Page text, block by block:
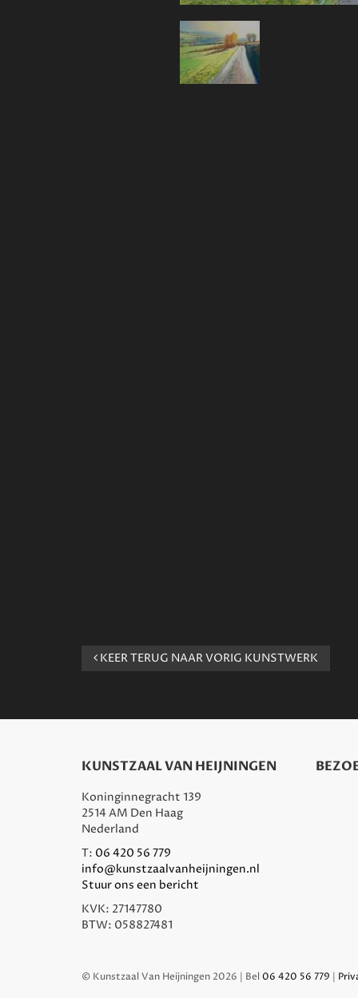
KEER TERUG NAAR VORIG KUNSTWERK
KUNSTZAAL VAN HEIJNINGEN
Koninginnegracht 139
2514 AM Den Haag
Nederland
T: 06 420 56 779
info@kunstzaalvanheijningen.nl
Stuur ons een bericht
KVK: 27147780
BTW: 058827481
© Kunstzaal Van Heijningen 2026 | Bel 06 420 56 779 |